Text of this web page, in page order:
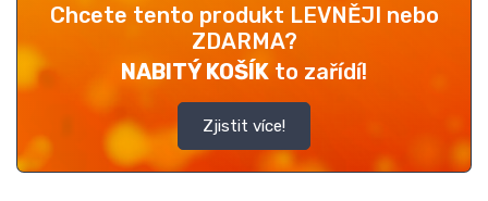
Chcete tento produkt LEVNĚJI nebo
ZDARMA?
NABITÝ KOŠÍK to zařídí!
Zjistit více!